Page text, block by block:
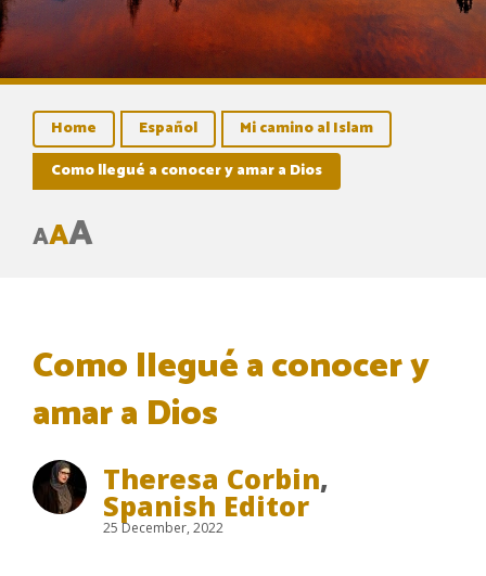
Home Español
Mi camino al Islam
Como llegué a conocer y amar a Dios
AAA
Como llegué a conocer y
amar a Dios
Theresa Corbin,
Spanish Editor
25 December, 2022